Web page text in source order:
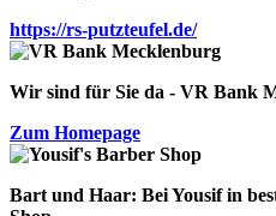
https://rs-putzteufel.de/
Wir sind für Sie da - VR Bank
Zum Homepage
Bart und Haar: Bei Yousif in